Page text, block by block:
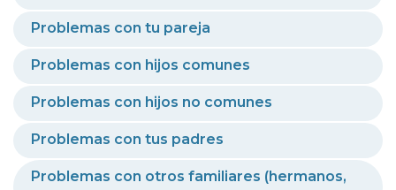
Problemas con tu pareja
Problemas con hijos comunes
Problemas con hijos no comunes
Problemas con tus padres
Problemas con otros familiares (hermanos,